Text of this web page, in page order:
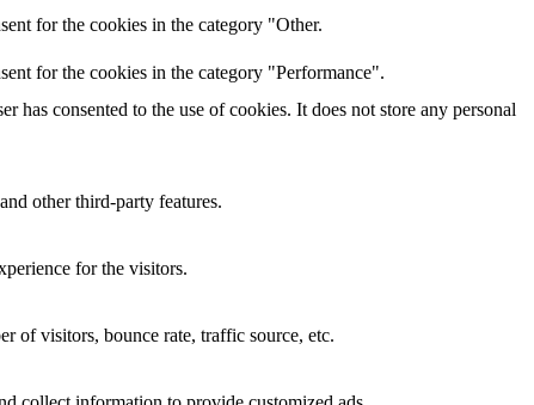
for the cookies in the category "Other.
for the cookies in the category "Performance".
consented to the use of cookies. It does not store any personal
other third-party features.
for the visitors.
of visitors, bounce rate, traffic source, etc.